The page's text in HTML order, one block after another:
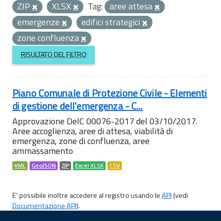
ZIP
XLSX Tag: aree attesa
emergenze
edifici strategici
zone confluenza
RISULTATO DEL FILTRO
Piano Comunale di Protezione Civile - Elementi
di gestione dell'emergenza - C...
Approvazione DelC 00076-2017 del 03/10/2017.
Aree accoglienza, aree di attesa, viabilità di
emergenza, zone di confluenza, aree
ammassamento
KML GeoJSON ZIP Excel XLSX CSV
E' possibile inoltre accedere al registro usando leAPI(vedi
Documentazione API).